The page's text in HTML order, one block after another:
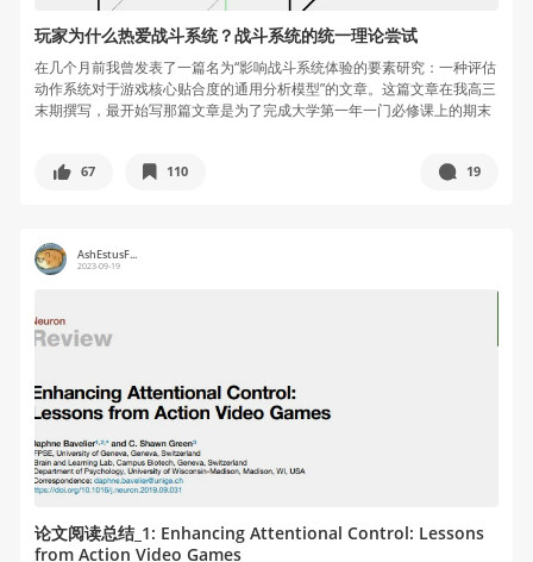
玩家为什么热爱战斗系统？战斗系统的统一理论尝试
在几个月前我曾发表了一篇名为“影响战斗系统体验的要素研究：一种评估
动作系统对于游戏核心贴合度的通用分析模型”的文章。这篇文章在我高三
末期撰写，最开始写那篇文章是为了完成大学第一年一门必修课上的期末
67 110 19
AshEstusF...
2023-09-19
论文阅读总结_1: Enhancing Attentional Control: Lessons
from Action Video Games